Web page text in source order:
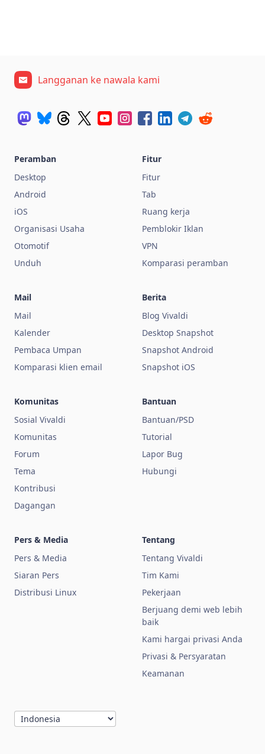
Langganan ke nawala kami
Peramban
Desktop
Android
iOS
Organisasi Usaha
Otomotif
Unduh
Fitur
Fitur
Tab
Ruang kerja
Pemblokir Iklan
VPN
Komparasi peramban
Mail
Mail
Kalender
Pembaca Umpan
Komparasi klien email
Berita
Blog Vivaldi
Desktop Snapshot
Snapshot Android
Snapshot iOS
Komunitas
Sosial Vivaldi
Komunitas
Forum
Tema
Kontribusi
Dagangan
Bantuan
Bantuan/PSD
Tutorial
Lapor Bug
Hubungi
Pers & Media
Pers & Media
Siaran Pers
Distribusi Linux
Tentang
Tentang Vivaldi
Tim Kami
Pekerjaan
Berjuang demi web lebih
baik
Kami hargai privasi Anda
Privasi & Persyaratan
Keamanan